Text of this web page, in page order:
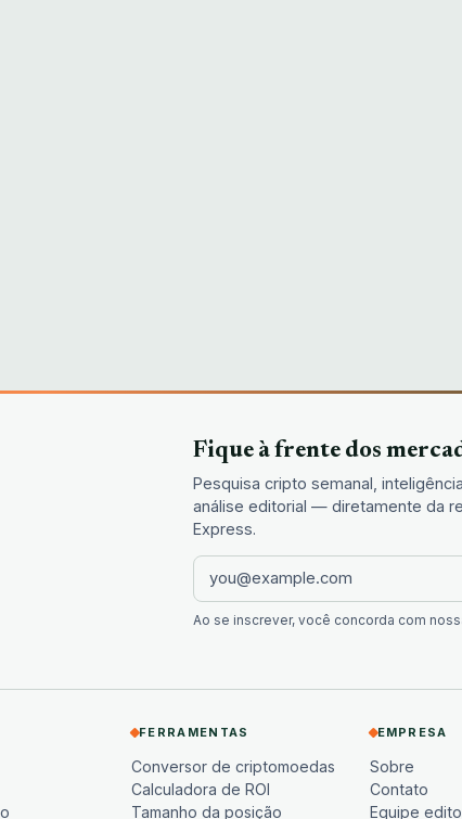
Fique à frente dos
Pesquisa cripto semanal,
análise editorial — diretamente da
Express.
Ao se inscrever, você concorda com
FERRAMENTAS
Conversor de criptomoedas
Calculadora de ROI
Tamanho da posição
EMPRESA
Sobre
Contato
Equipe